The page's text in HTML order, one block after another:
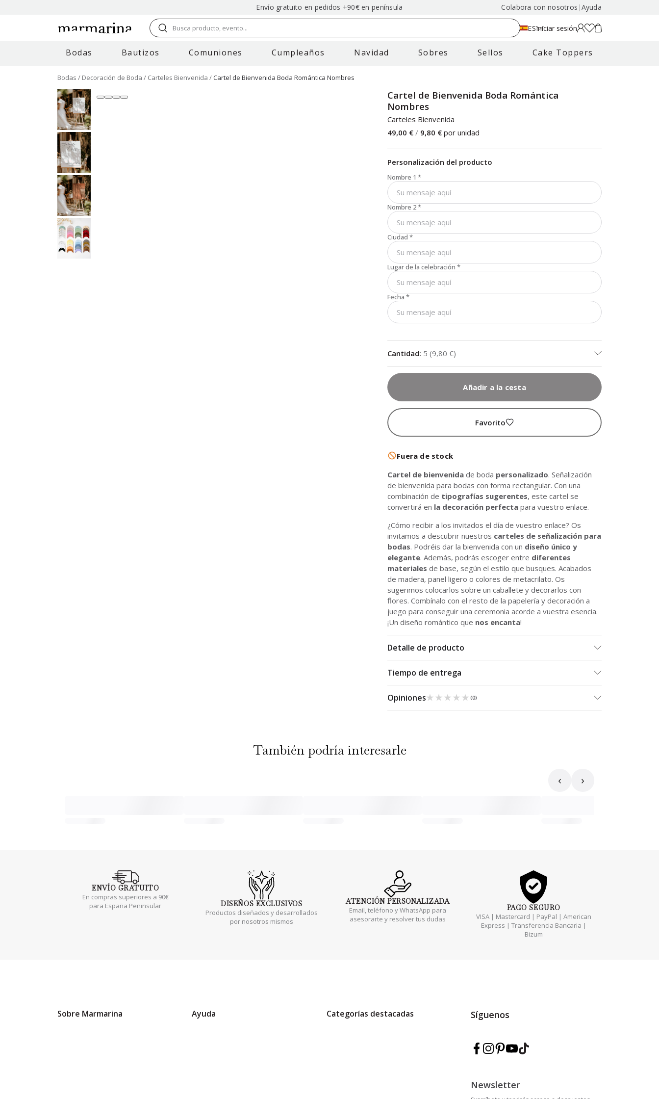
Envío gratuito en pedidos +90€ en península Colabora con nosotros | Ayuda
Busca producto, evento... ESIniciar sesión
Bodas Bautizos Comuniones Cumpleaños Navidad Sobres Sellos Cake Toppers
Bodas Decoración de Boda Carteles Bienvenida Cartel de Bienvenida Boda Romántica Nombres
Cartel de Bienvenida Boda Romántica
Nombres
Carteles Bienvenida
49,00 € / 9,80 € por unidad
Personalización del producto
Nombre 1 *
Nombre 2*
Ciudad *
Lugar de la celebración *
Fecha *
Cantidad: 5 (9,80 €)
Añadir a la cesta
Favorito
Fuera de stock
Cartel de bienvenida de boda personalizado. Señalización
de bienvenida para bodas con forma rectangular. Con una
combinación de tipografías sugerentes, este cartel se
convertirá en la decoración perfecta para vuestro enlace.
¿Cómo recibir a los invitados el día de vuestro enlace? Os
invitamos a descubrir nuestros carteles de señalización para
bodas. Podréis dar la bienvenida con un diseño único y
elegante. Además, podrás escoger entre diferentes
materiales de base, según el estilo que busques. Acabados
de madera, panel ligero o colores de metacrilato. Os
sugerimos colocarlos sobre un caballete y decorarlos con
flores. Combínalo con el resto de la papelería y decoración a
juego para conseguir una ceremonia acorde a vuestra esencia.
¡Un diseño romántico que nos encanta!
Detalle de producto
Tiempo de entrega
Opiniones★★★★★
★★★★★(0)
También podría interesarle
‹ ›
ENVÍO GRATUITO
En compras superiores a 90€
para España Peninsular
DISEÑOS EXCLUSIVOS
Productos diseñados y desarrollados
por nosotros mismos
ATENCIÓNPERSONALIZADA
Email, teléfono y WhatsApp para
asesorarte y resolver tus dudas
PAGOSEGURO
VISA | Mastercard | PayPal | American
Express | Transferencia Bancaria |
Bizum
Sobre Marmarina Ayuda Categorías destacadas
Newsletter
Síguenos
Síguenos en Facebook — Marmarina
Síguenos en Instagram — Marmarina
Síguenos en Pinterest — Marmarina
Síguenos en YouTube — Marmarina
Síguenos en TikTok — Marmarina